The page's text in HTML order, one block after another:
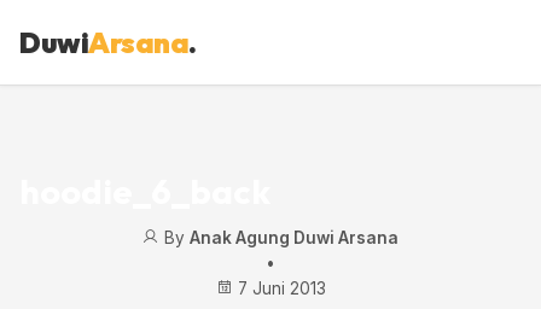
DuwiArsana.
By Anak Agung Duwi Arsana
•
7 Juni 2013